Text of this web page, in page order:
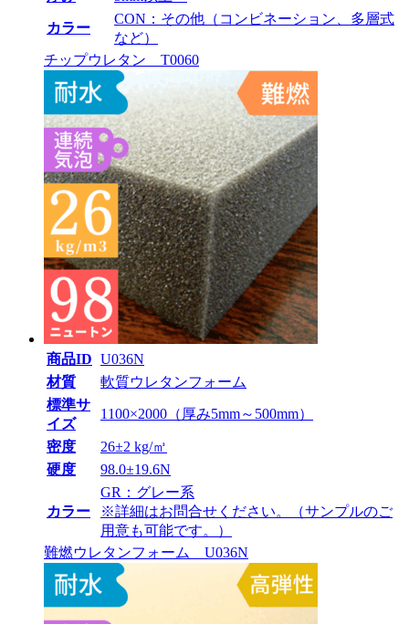
カラー
CON：その他（コンビネーション、多層式
など）
チップウレタン T0060
商品ID U036N
材質
軟質ウレタンフォーム
標準サ
イズ
1100×2000（厚み5mm～500mm）
密度
26±2 kg/㎥
硬度
98.0±19.6N
カラー
GR：グレー系
※詳細はお問合せください。（サンプルのご
用意も可能です。）
難燃ウレタンフォーム U036N